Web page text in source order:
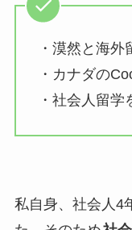
・漠然と海外
・カナダの
・社会人留学
私自身、社会人4